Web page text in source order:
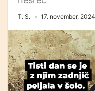
T. S. 17. november, 2024